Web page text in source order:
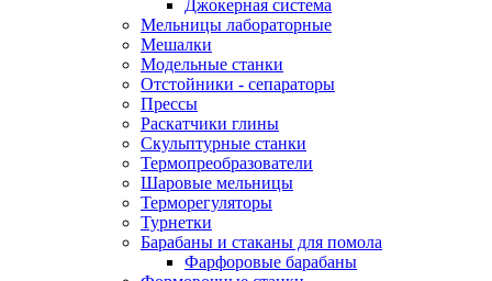
Джокерная система
Мельницы лабораторные
Мешалки
Модельные станки
Отстойники - сепараторы
Прессы
Раскатчики глины
Скульптурные станки
Термопреобразователи
Шаровые мельницы
Терморегуляторы
Турнетки
Барабаны и стаканы для помола
Фарфоровые барабаны